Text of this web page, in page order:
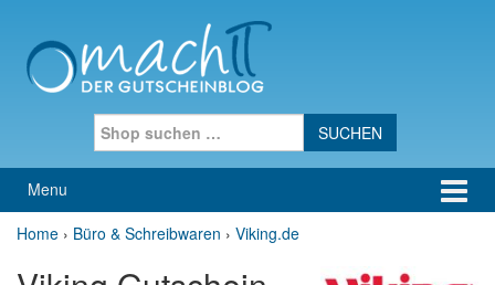
Menu
Home › Büro & Schreibwaren › Viking.de